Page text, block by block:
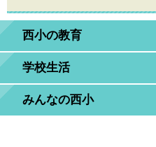
西小の教育
学校生活
みんなの西小